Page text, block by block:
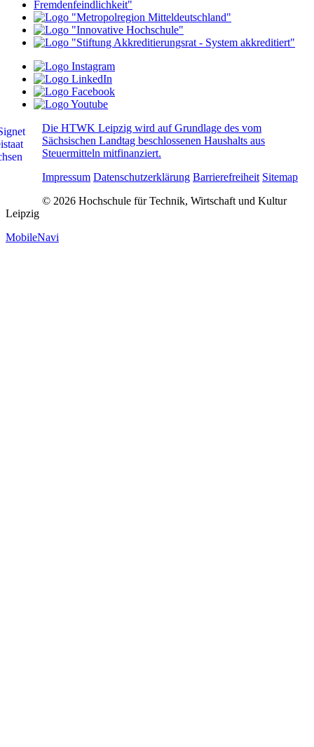
Die HTWK Leipzig wird auf Grundlage des vom
Sächsischen Landtag beschlossenen Haushalts aus
Steuermitteln mitfinanziert.
Impressum Datenschutzerklärung Barrierefreiheit Sitemap
© 2026 Hochschule für Technik, Wirtschaft und Kultur
Leipzig
MobileNavi